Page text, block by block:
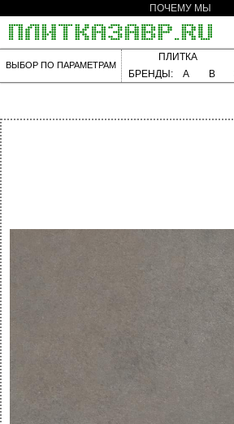
ПОЧЕМУ МЫ
ВЫБОР ПО ПАРАМЕТРАМ
ПЛИТКА
БРЕНДЫ:
A B